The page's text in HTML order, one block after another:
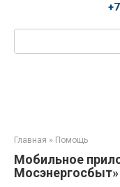
Поиск:
Главная » Помощь
Мобильное
Мосэнергосбыт»